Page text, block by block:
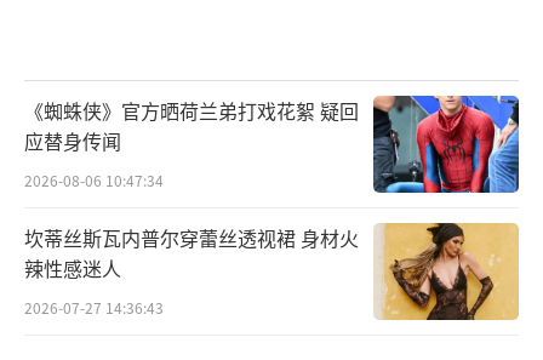
《蜘蛛侠》官方晒荷兰弟打戏花絮 疑回
应替身传闻
2026-08-06 10:47:34
坎蒂丝斯瓦内普尔穿蕾丝透视裙 身材火
辣性感迷人
2026-07-27 14:36:43